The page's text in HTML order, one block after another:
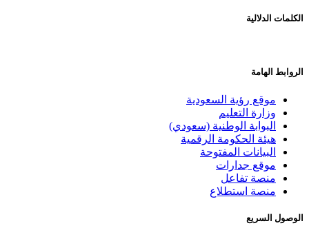
الكلمات الدلالية
الروابط الهامة
موقع رؤية السعودية
وزارة التعليم
البوابة الوطنية (سعودي)
هيئة الحكومة الرقمية
البيانات المفتوحة
موقع جدارات
منصة تفاعل
منصة استطلاع
الوصول السريع